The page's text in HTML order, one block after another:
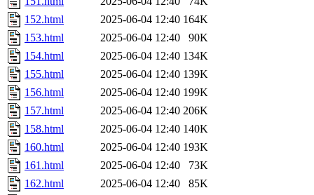
152.html
2025-06-04 12:40 164K
153.html
2025-06-04 12:40
90K
154.html
2025-06-04 12:40 134K
155.html
2025-06-04 12:40 139K
156.html
2025-06-04 12:40 199K
157.html
2025-06-04 12:40 206K
158.html
2025-06-04 12:40 140K
160.html
2025-06-04 12:40 193K
161.html
2025-06-04 12:40
73K
162.html
2025-06-04 12:40
85K